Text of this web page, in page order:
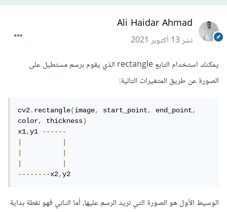
Ali Haidar Ahmad
نشر13 أكتوبر 2021
يمكنك استخدام التابع rectangle الذي يقوم برسم مستطيل على
الصورة عن طريق المتغيرات التالية:
cv2.rectangle(image, start_point, end_point,
color, thickness)
x1,y1 ------
--------x2,y2
الوسيط الأول هو الصورة التي تريد الرسم عليها، أما الثاني فهو نقطة بداية